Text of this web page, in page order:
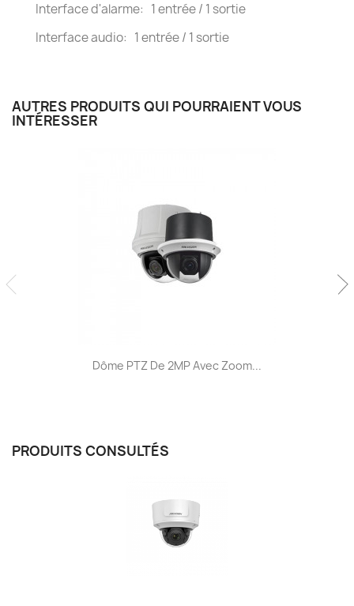
Interface d'alarme: 1 entrée / 1 sortie
Interface audio: 1 entrée / 1 sortie
AUTRES PRODUITS QUI POURRAIENT VOUS
INTÉRESSER
Dôme PTZ De 2MP Avec Zoom...
PRODUITS CONSULTÉS